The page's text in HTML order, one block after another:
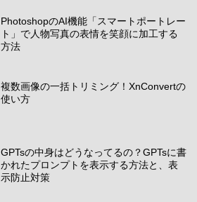
PhotoshopのAI機能「スマートポートレー
ト」で人物写真の表情を笑顔に加工する
方法
複数画像の一括トリミング！XnConvertの
使い方
GPTsの中身はどうなってるの？GPTsに書
かれたプロンプトを表示する方法と、表
示防止対策